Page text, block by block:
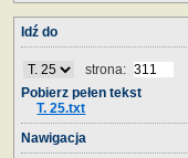
Idź do
strona:
Pobierz pełen tekst
T. 25.txt
Nawigacja